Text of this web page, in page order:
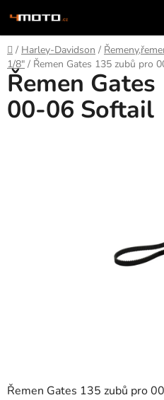
na
obsah
Domů
/ Harley-Davidson /
1/8" / Řemen Gates 135 zubů pro
Řemen Gates 135 zubů pro
Řemen
00-06 Softail